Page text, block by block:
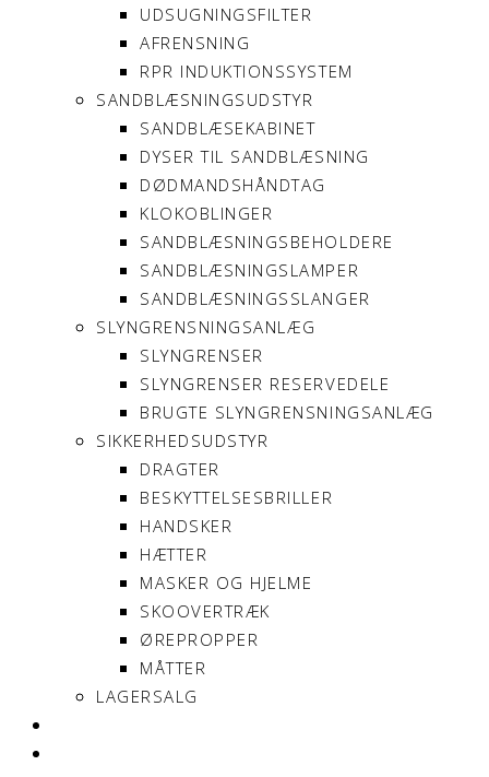
UDSUGNINGSFILTER
AFRENSNING
RPR INDUKTIONSSYSTEM
SANDBLÆSNINGSUDSTYR
SANDBLÆSEKABINET
DYSER TIL SANDBLÆSNING
DØDMANDSHÅNDTAG
KLOKOBLINGER
SANDBLÆSNINGSBEHOLDERE
SANDBLÆSNINGSLAMPER
SANDBLÆSNINGSSLANGER
SLYNGRENSNINGSANLÆG
SLYNGRENSER
SLYNGRENSER RESERVEDELE
BRUGTE SLYNGRENSNINGSANLÆG
SIKKERHEDSUDSTYR
DRAGTER
BESKYTTELSESBRILLER
HANDSKER
HÆTTER
MASKER OG HJELME
SKOOVERTRÆK
ØREPROPPER
MÅTTER
LAGERSALG